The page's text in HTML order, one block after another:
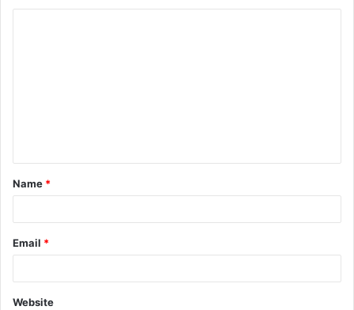
Name *
Email *
Website